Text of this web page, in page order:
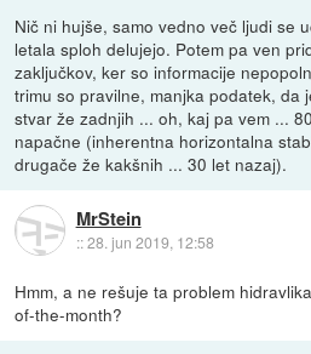
Nič ni hujše, samo vedno več ljudi se
letala sploh delujejo. Potem pa ven
zaključkov, ker so informacije
trimu so pravilne, manjka podatek, da
stvar že zadnjih ... oh, kaj pa vem ...
napačne (inherentna horizontalna
drugače že kakšnih ... 30 let nazaj).
MrStein
::28. jun 2019, 12:58
Hmm, a ne rešuje ta problem
of-the-month?